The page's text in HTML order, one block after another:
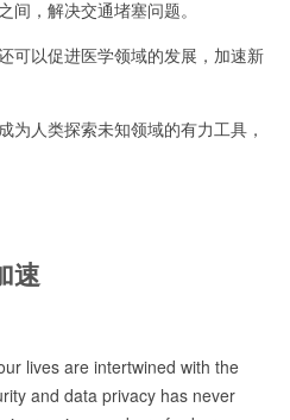
间，解决交通堵塞问题。
以促进医学领域的发展，加速新
人类探索未知领域的有力工具，
速
lives are intertwined with the
and data privacy has never